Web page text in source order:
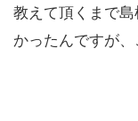
教えて頂くまで
かったんですが、